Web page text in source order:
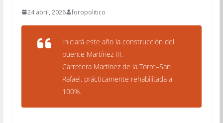
24 abril, 2026 foropolitico
Iniciará este año la construcción del
puente Martínez III.
Carretera Martínez de la Torre–San
Rafael, prácticamente rehabilitada al
100%.